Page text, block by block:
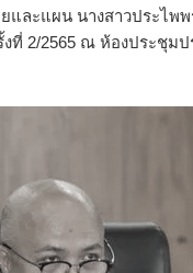
และแผน นางสาวประไ
2/2565 ณ ห้องประชุม